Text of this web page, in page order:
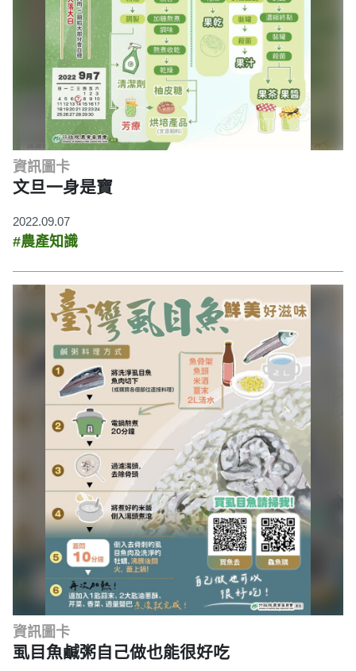
資訊圖卡
文旦一身是寶
2022.09.07
#農產知識
資訊圖卡
虱目魚鹹粥自己做也能很好吃